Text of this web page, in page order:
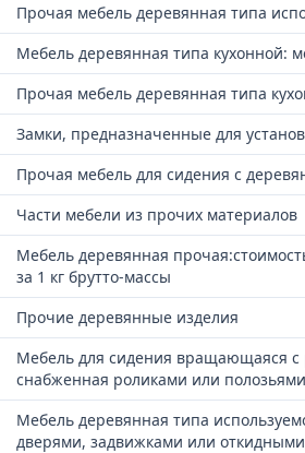
Прочая мебель деревянная типа
Мебель деревянная типа кухонной:
Прочая мебель деревянная типа
Замки, предназначенные для
Прочая мебель для сидения с
Части мебели из прочих материалов
Мебель деревянная
за 1 кг брутто-массы
Прочие деревянные изделия
Мебель для сидения вращающаяся с
снабженная роликами или полозьями
Мебель деревянная типа
дверями, задвижками или